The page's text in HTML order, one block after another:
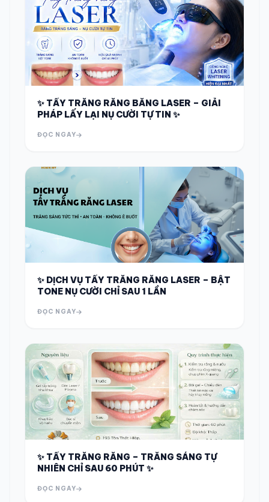
✨ TẨY TRẮNG RĂNG BẰNG LASER – GIẢI
PHÁP LẤY LẠI NỤ CƯỜI TỰ TIN ✨
ĐỌC NGAY
✨ DỊCH VỤ TẨY TRẮNG RĂNG LASER – BẬT
TONE NỤ CƯỜI CHỈ SAU 1 LẦN
ĐỌC NGAY
✨ TẨY TRẮNG RĂNG – TRẮNG SÁNG TỰ
NHIÊN CHỈ SAU 60 PHÚT ✨
ĐỌC NGAY